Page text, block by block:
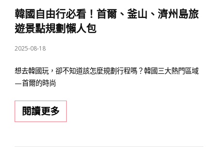
由
剛
剛
的
的
行
節
叫
LINKS
韓國自由行必看！首爾、釜山、濟州島旅
遊景點規劃懶人包
POSTED
2025-08-18
想去韓國玩，卻不知道該怎麼規劃行程嗎？韓國三大熱門區域
—首爾的時尚
閱讀更多韓
國